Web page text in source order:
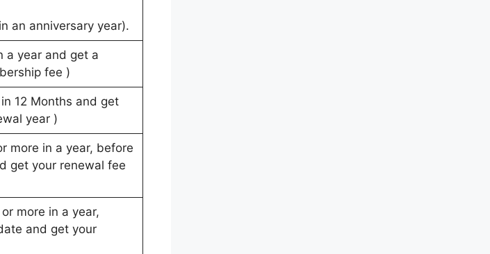
an anniversary year).
a year and get a
fee )
12 Months and get
year )
more in a year, before
get your renewal fee
more in a year,
and get your